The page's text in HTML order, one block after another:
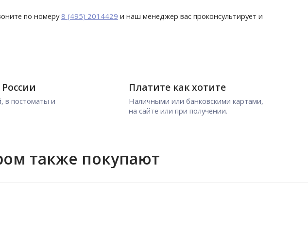
по номеру8 (495) 2014429 и наш менеджер вас проконсультирует и
в постоматы и
Платите как хотите
Наличными или банковскими картами,
на сайте или при получении.
также покупают